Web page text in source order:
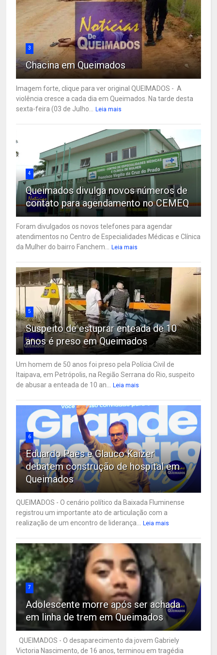
3
Chacina em Queimados
Imagem forte, clique para ver original QUEIMADOS - A
violência cresce a cada dia em Queimados. Na tarde desta
sexta-feira (03 de Julho...
Leia mais
4
Queimados divulga novos números de
contato para agendamento no CEMEQ
Foram divulgados os novos telefones para agendar
atendimentos no Centro de Especialidades Médicas e Clínica
da Mulher do bairro Fanchem...
Leia mais
5
Suspeito de estuprar enteada de 10
anos é preso em Queimados
Um homem de 50 anos foi preso pela Polícia Civil de
Itaipava, em Petrópolis, na Região Serrana do Rio, suspeito
de abusar a enteada de 10 an...
Leia mais
6
Eduardo Paes e Glauco Kaizer
debatem construção de hospital em
Queimados
QUEIMADOS - O cenário político da Baixada Fluminense
registrou um importante ato de articulação com a
realização de um encontro de liderança...
Leia mais
7
Adolescente morre após ser achada
em linha de trem em Queimados
QUEIMADOS - O desaparecimento da jovem Gabriely
Victoria Nascimento, de 16 anos, terminou em tragédia